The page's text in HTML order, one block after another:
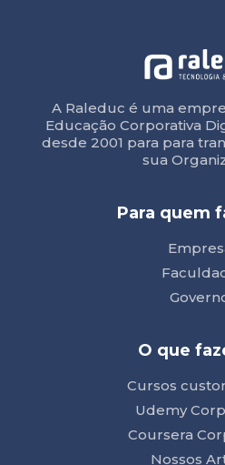
A Raleduc é uma
Educação Corporativa
desde 2001 para para
sua
Para quem
O que
Cursos
Udemy
Coursera
Nossos